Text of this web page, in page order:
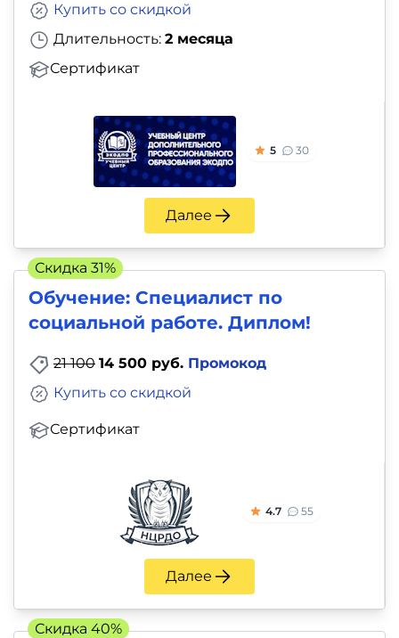
Длительность: 2 месяца
Сертификат
Купить со скидкой
5 30
Далее
Обучение: Специалист по
социальной работе. Диплом!
21 100 14 500 руб. Промокод
Сертификат
Купить со скидкой
4.7 55
Далее
Скидка 31%
Скидка 40%